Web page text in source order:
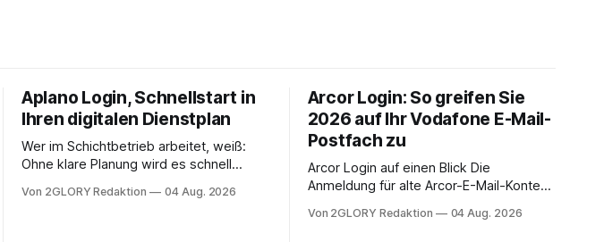
Aplano Login, Schnellstart in
Ihren digitalen Dienstplan
Wer im Schichtbetrieb arbeitet, weiß:
Ohne klare Planung wird es schnell
zentraler Zugangspunkt, um dienstpläne,
Von 2GLORY Redaktion 04 Aug. 2026
Arcor Login: So greifen Sie
2026 auf Ihr Vodafone E-Mail-
Postfach zu
Arcor Login auf einen Blick Die
Anmeldung für alte Arcor-E-Mail-Konten
noch eine e mail adresse mit der Endung
Von 2GLORY Redaktion 04 Aug. 2026